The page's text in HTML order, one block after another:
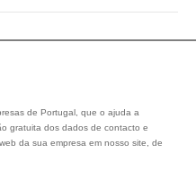
de Portugal, que o ajuda a
gratuita dos dados de contacto e
da sua empresa em nosso site, de